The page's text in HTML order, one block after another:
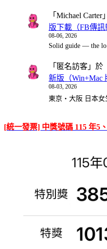
「 Michael Carter
版下載（FB傳訊
08-06, 2026
Solid guide — the
「 匿名訪客 」於
新版（Win+Mac
08-03, 2026
東京・大阪 日本
[統一發票] 中獎號碼 115 年5